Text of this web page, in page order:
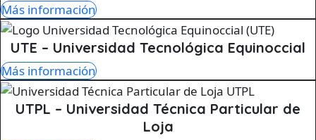
Más información
UTE – Universidad Tecnológica Equinoccial
Más información
UTPL – Universidad Técnica Particular de
Loja